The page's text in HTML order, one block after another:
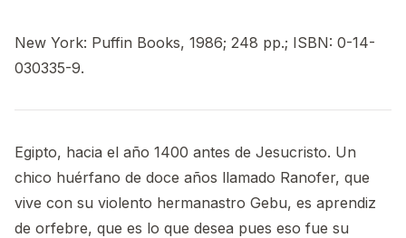
New York: Puffin Books, 1986; 248 pp.; ISBN: 0-14-
030335-9.
Egipto, hacia el año 1400 antes de Jesucristo. Un
chico huérfano de doce años llamado Ranofer, que
vive con su violento hermanastro Gebu, es aprendiz
de orfebre, que es lo que desea pues eso fue su